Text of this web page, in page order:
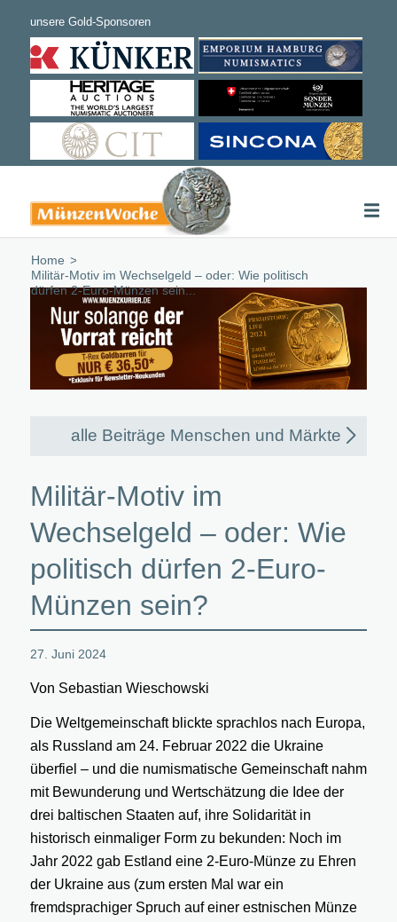
Home
Militär-Motiv im Wechselgeld – oder: Wie politisch
dürfen 2-Euro-Münzen sein...
alle Beiträge Menschen und Märkte
Militär-Motiv im
Wechselgeld – oder: Wie
politisch dürfen 2-Euro-
Münzen sein?
27. Juni 2024
Von Sebastian Wieschowski
Die Weltgemeinschaft blickte sprachlos nach Europa,
als Russland am 24. Februar 2022 die Ukraine
überfiel – und die numismatische Gemeinschaft nahm
mit Bewunderung und Wertschätzung die Idee der
drei baltischen Staaten auf, ihre Solidarität in
historisch einmaliger Form zu bekunden: Noch im
Jahr 2022 gab Estland eine 2-Euro-Münze zu Ehren
der Ukraine aus (zum ersten Mal war ein
fremdsprachiger Spruch auf einer estnischen Münze